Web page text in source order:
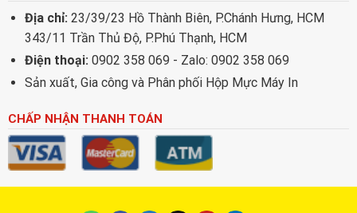
Địa chỉ: 23/39/23 Hồ Thành Biên, P.Chánh Hưng, HCM
343/11 Trần Thủ Độ, P.Phú Thạnh, HCM
Điện thoại: 0902 358 069 - Zalo: 0902 358 069
Sản xuất, Gia công và Phân phối Hộp Mực Máy In
CHẤP NHẬN THANH TOÁN